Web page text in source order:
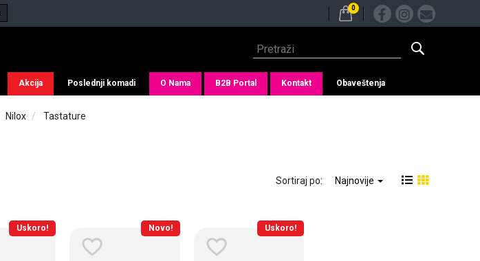
0
Akcija Poslednji komadi O Nama B2B Portal Kontakt Obaveštenja
Nilox Tastature
Sortiraj po: Najnovije
Uskoro! Novo! Uskoro!